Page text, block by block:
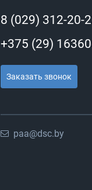
8 (029) 312-20-
+375 (29)
Заказать звонок
paa@dsc.by